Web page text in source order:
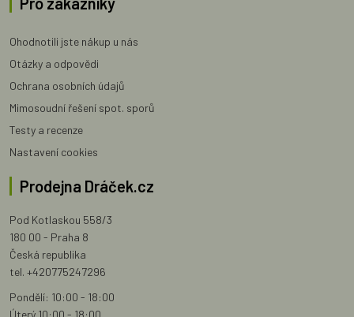
Ohodnotili jste nákup u nás
Otázky a odpovědi
Ochrana osobních údajů
Mimosoudní řešení spot. sporů
Testy a recenze
Nastavení cookies
Prodejna Dráček.cz
Pod Kotlaskou 558/3
180 00 - Praha 8
Česká republika
tel. +420775247296
Pondělí: 10:00 - 18:00